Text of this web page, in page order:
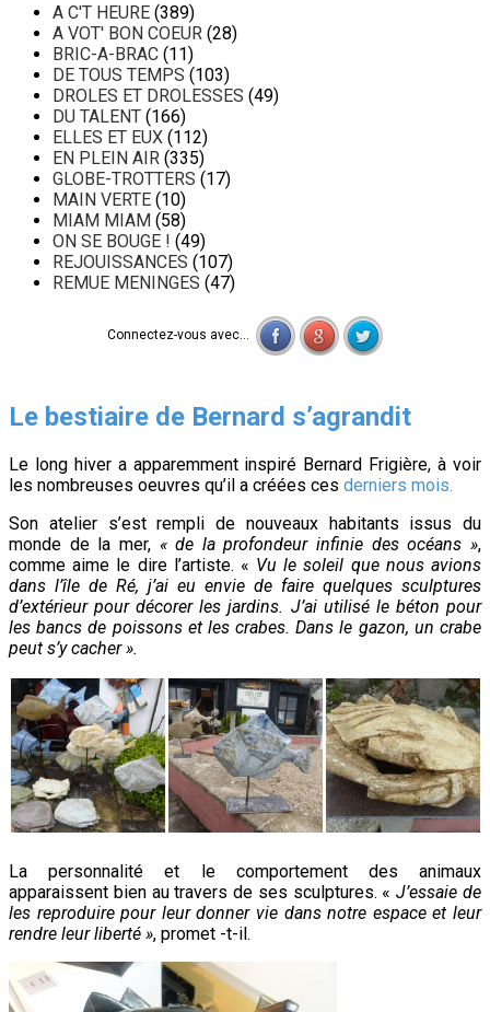
A C'T HEURE (389)
A VOT' BON COEUR (28)
BRIC-A-BRAC (11)
DE TOUS TEMPS (103)
DROLES ET DROLESSES (49)
DU TALENT (166)
ELLES ET EUX (112)
EN PLEIN AIR (335)
GLOBE-TROTTERS (17)
MAIN VERTE (10)
MIAM MIAM (58)
ON SE BOUGE ! (49)
REJOUISSANCES (107)
REMUE MENINGES (47)
Connectez-vous avec...
Le bestiaire de Bernard s’agrandit
Le long hiver a apparemment inspiré Bernard Frigière, à voir
les nombreuses oeuvres qu’il a créées ces derniers mois.
Son atelier s’est rempli de nouveaux habitants issus du
monde de la mer, «de la profondeur infinie des océans »,
comme aime le dire l’artiste. « Vu le soleil que nous avions
dans l’île de Ré, j’ai eu envie de faire quelques sculptures
d’extérieur pour décorer les jardins. J’ai utilisé le béton pour
les bancs de poissons et les crabes. Dans le gazon, un crabe
peut s’y cacher ».
La personnalité et le comportement des animaux
apparaissent bien au travers de ses sculptures. «J’essaie de
les reproduire pour leur donner vie dans notre espace et leur
rendre leur liberté », promet -t-il.